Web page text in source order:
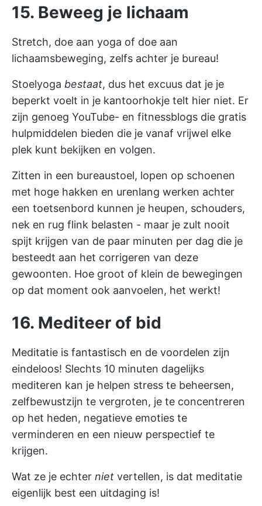
15. Beweeg je lichaam
Stretch, doe aan yoga of doe aan
lichaamsbeweging, zelfs achter je bureau!
Stoelyoga bestaat, dus het excuus dat je je
beperkt voelt in je kantoorhokje telt hier niet. Er
zijn genoeg YouTube- en fitnessblogs die gratis
hulpmiddelen bieden die je vanaf vrijwel elke
plek kunt bekijken en volgen.
Zitten in een bureaustoel, lopen op schoenen
met hoge hakken en urenlang werken achter
een toetsenbord kunnen je heupen, schouders,
nek en rug flink belasten - maar je zult nooit
spijt krijgen van de paar minuten per dag die je
besteedt aan het corrigeren van deze
gewoonten. Hoe groot of klein de bewegingen
op dat moment ook aanvoelen, het werkt!
16. Mediteer of bid
Meditatie is fantastisch en de voordelen zijn
eindeloos! Slechts 10 minuten dagelijks
mediteren kan je helpen stress te beheersen,
zelfbewustzijn te vergroten, je te concentreren
op het heden, negatieve emoties te
verminderen en een nieuw perspectief te
krijgen.
Wat ze je echter niet vertellen, is dat meditatie
eigenlijk best een uitdaging is!